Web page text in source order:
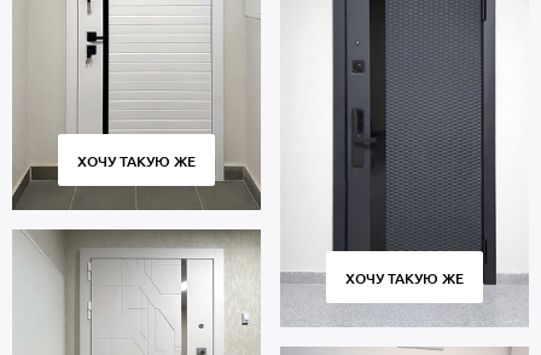
ХОЧУ ТАКУЮ ЖЕ
ХОЧУ ТАКУЮ ЖЕ